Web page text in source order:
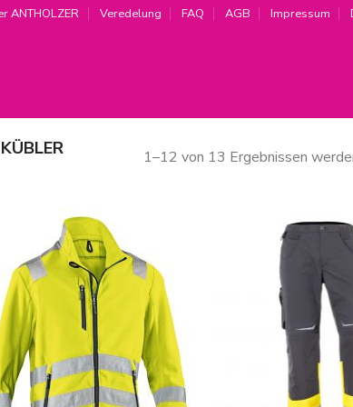
ANTHOLZER Veredelung FAQ AGB Impressum
KÜBLER
1–12 von 13 Ergebnissen
Zur
Wunschliste
hinzufügen